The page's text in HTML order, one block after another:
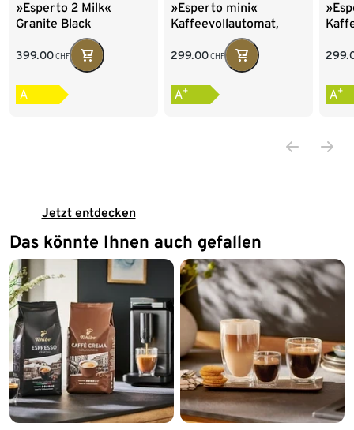
»Esperto 2 Milk«
Granite Black
399.00CHF
A
»Esperto mini«
Kaffeevollautomat,
299.00CHF
A+ A+
Jetzt entdecken
Das könnte Ihnen auch gefallen